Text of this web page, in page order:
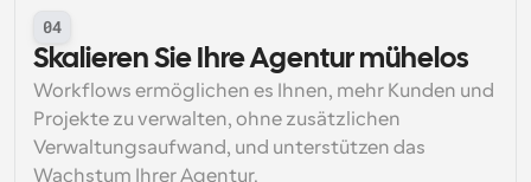
04
Skalieren Sie Ihre Agentur mühelos
Workflows ermöglichen es Ihnen, mehr Kunden und
Projekte zu verwalten, ohne zusätzlichen
Verwaltungsaufwand, und unterstützen das
Wachstum Ihrer Agentur.